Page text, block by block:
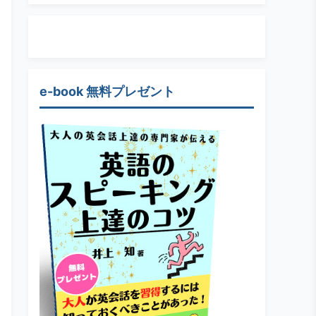
e-book 無料プレゼント